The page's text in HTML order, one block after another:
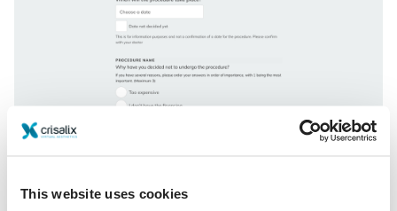
This website uses cookies
Obtenez des données précises et puissantes en